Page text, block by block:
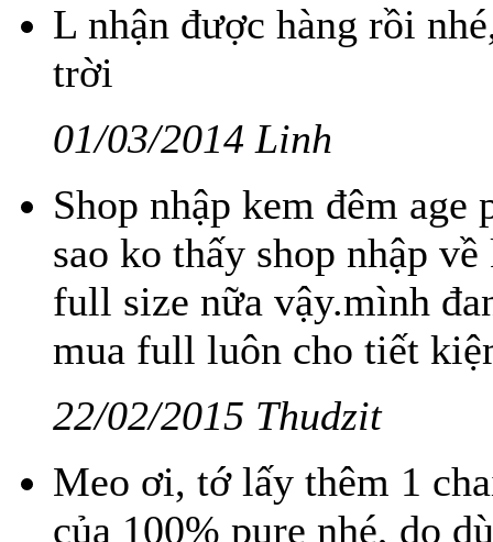
L nhận được hàng rồi
trời
01/03/2014 Linh
Shop nhập kem đêm
sao ko thấy shop nhập
full size nữa vậy.mình
mua full luôn cho tiết
22/02/2015 Thudzit
Meo ơi, tớ lấy thêm 1
của 100% pure nhé, do